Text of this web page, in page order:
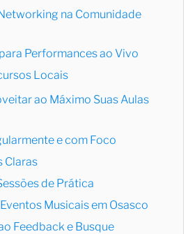
na Comunidade
Performances ao Vivo
Locais
ao Máximo Suas Aulas
e com Foco
Claras
de Prática
Musicais em Osasco
Feedback e Busque